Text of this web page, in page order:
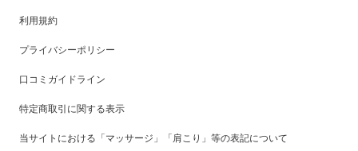
利用規約
プライバシーポリシー
口コミガイドライン
特定商取引に関する表示
当サイトにおける「マッサージ」「肩こり」等の表記について